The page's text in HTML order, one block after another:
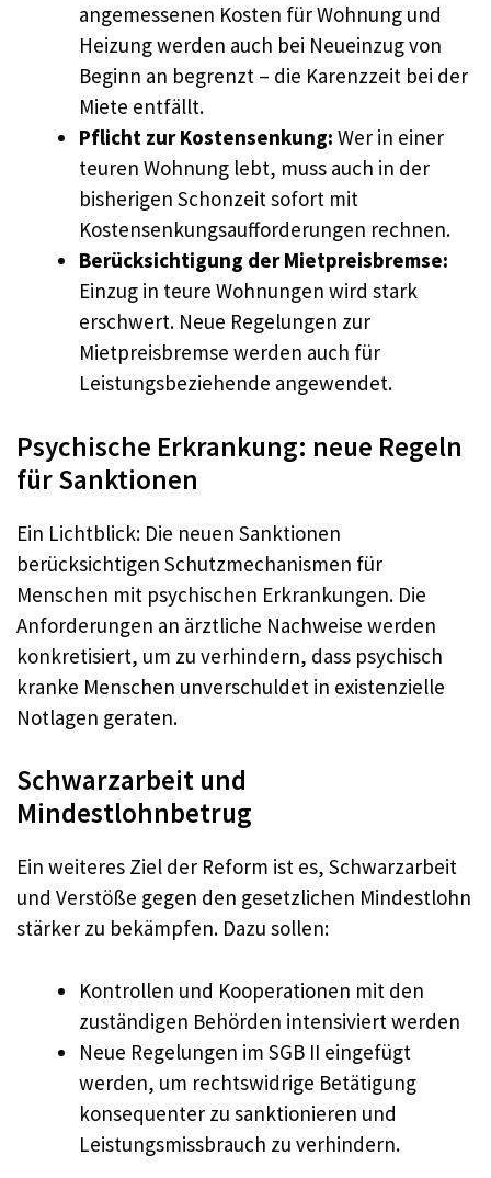
angemessenen Kosten für Wohnung und
Heizung werden auch bei Neueinzug von
Beginn an begrenzt – die Karenzzeit bei der
Miete entfällt.
Pflicht zur Kostensenkung: Wer in einer
teuren Wohnung lebt, muss auch in der
bisherigen Schonzeit sofort mit
Kostensenkungsaufforderungen rechnen.
Berücksichtigung der Mietpreisbremse:
Einzug in teure Wohnungen wird stark
erschwert. Neue Regelungen zur
Mietpreisbremse werden auch für
Leistungsbeziehende angewendet.​
Psychische Erkrankung: neue Regeln
für Sanktionen
Ein Lichtblick: Die neuen Sanktionen
berücksichtigen Schutzmechanismen für
Menschen mit psychischen Erkrankungen. Die
Anforderungen an ärztliche Nachweise werden
konkretisiert, um zu verhindern, dass psychisch
kranke Menschen unverschuldet in existenzielle
Notlagen geraten.
Schwarzarbeit und
Mindestlohnbetrug
Ein weiteres Ziel der Reform ist es, Schwarzarbeit
und Verstöße gegen den gesetzlichen Mindestlohn
stärker zu bekämpfen. Dazu sollen:
Kontrollen und Kooperationen mit den
zuständigen Behörden intensiviert werden
Neue Regelungen im SGB II eingefügt
werden, um rechtswidrige Betätigung
konsequenter zu sanktionieren und
Leistungsmissbrauch zu verhindern.